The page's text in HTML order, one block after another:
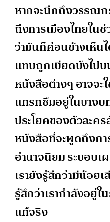
หากจะนึกถึงวรรณ
ถึงการเมืองไทยในช่
ว่ามันก็ค่อนข้างเห็
แทบถูกเบียดบังไป
หนังสือต่างๆ อาจจะ
แทรกซึมอยู่ในบางบ
ประโยคของตัวละค
หนังสือที่จะพูดถึงก
อำนาจนิยม ระบอบเ
เรายังรู้สึกว่ามีน้อย
รู้สึกว่าเรากำลังอยู่ใ
แท้จริง